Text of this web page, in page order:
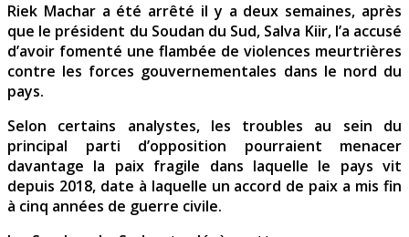
Riek Machar a été arrêté il y a deux semaines, après
que le président du Soudan du Sud, Salva Kiir, l’a accusé
d’avoir fomenté une flambée de violences meurtrières
contre les forces gouvernementales dans le nord du
pays.
Selon certains analystes, les troubles au sein du
principal parti d’opposition pourraient menacer
davantage la paix fragile dans laquelle le pays vit
depuis 2018, date à laquelle un accord de paix a mis fin
à cinq années de guerre civile.